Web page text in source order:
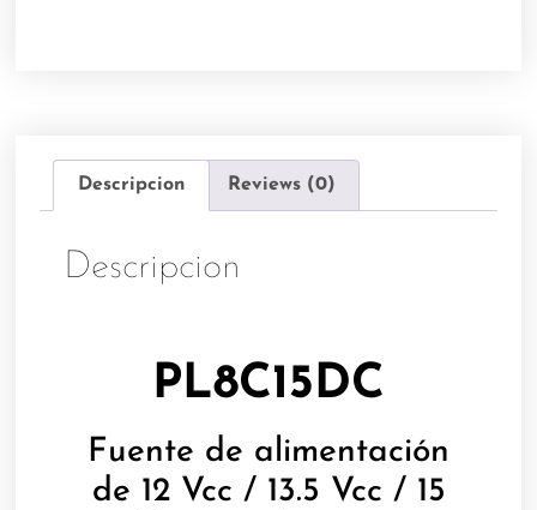
Descripcion Reviews (0)
Descripcion
PL8C15DC
Fuente de alimentación
de 12 Vcc / 13.5 Vcc / 15